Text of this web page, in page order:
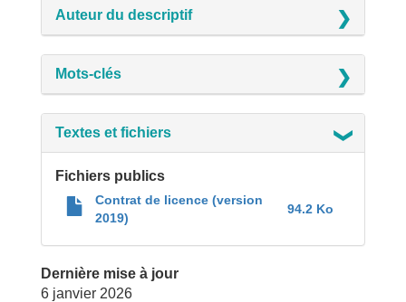
Auteur du descriptif
Mots-clés
Textes et fichiers
Fichiers publics
Contrat de licence (version
2019)
94.2 Ko
Dernière mise à jour
6 janvier 2026